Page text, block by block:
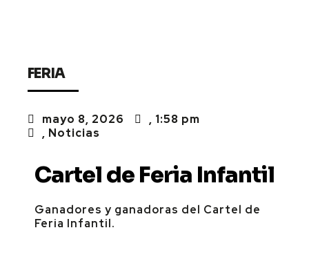
FERIA
mayo 8, 2026 , 1:58 pm
, Noticias
Cartel de Feria Infantil
Ganadores y ganadoras del Cartel de
Feria Infantil.